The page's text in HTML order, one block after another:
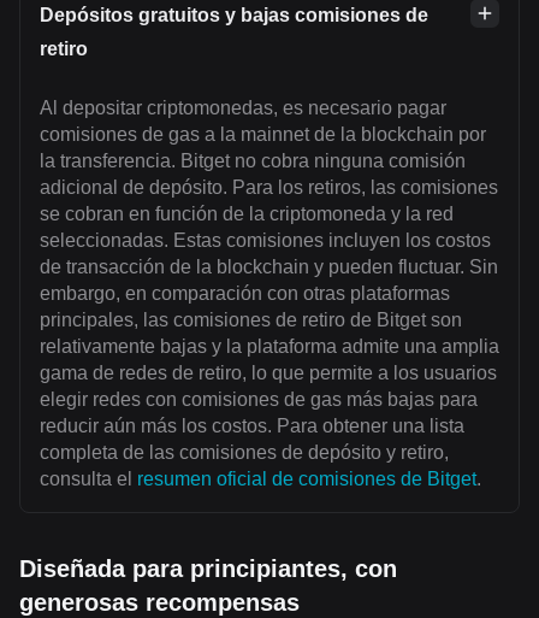
Depósitos gratuitos y bajas comisiones de
retiro
Al depositar criptomonedas, es necesario pagar
comisiones de gas a la mainnet de la blockchain por
la transferencia. Bitget no cobra ninguna comisión
adicional de depósito. Para los retiros, las comisiones
se cobran en función de la criptomoneda y la red
seleccionadas. Estas comisiones incluyen los costos
de transacción de la blockchain y pueden fluctuar. Sin
embargo, en comparación con otras plataformas
principales, las comisiones de retiro de Bitget son
relativamente bajas y la plataforma admite una amplia
gama de redes de retiro, lo que permite a los usuarios
elegir redes con comisiones de gas más bajas para
reducir aún más los costos. Para obtener una lista
completa de las comisiones de depósito y retiro,
consulta el resumen oficial de comisiones de Bitget.
Diseñada para principiantes, con
generosas recompensas